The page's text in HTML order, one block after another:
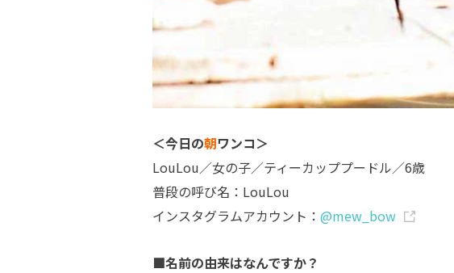
＜今日の朝ワンコ＞
LouLou／女の子／ティーカッププードル／6歳
普段の呼び名：LouLou
インスタグラムアカウント： @mew_bow
■名前の由来はなんですか？